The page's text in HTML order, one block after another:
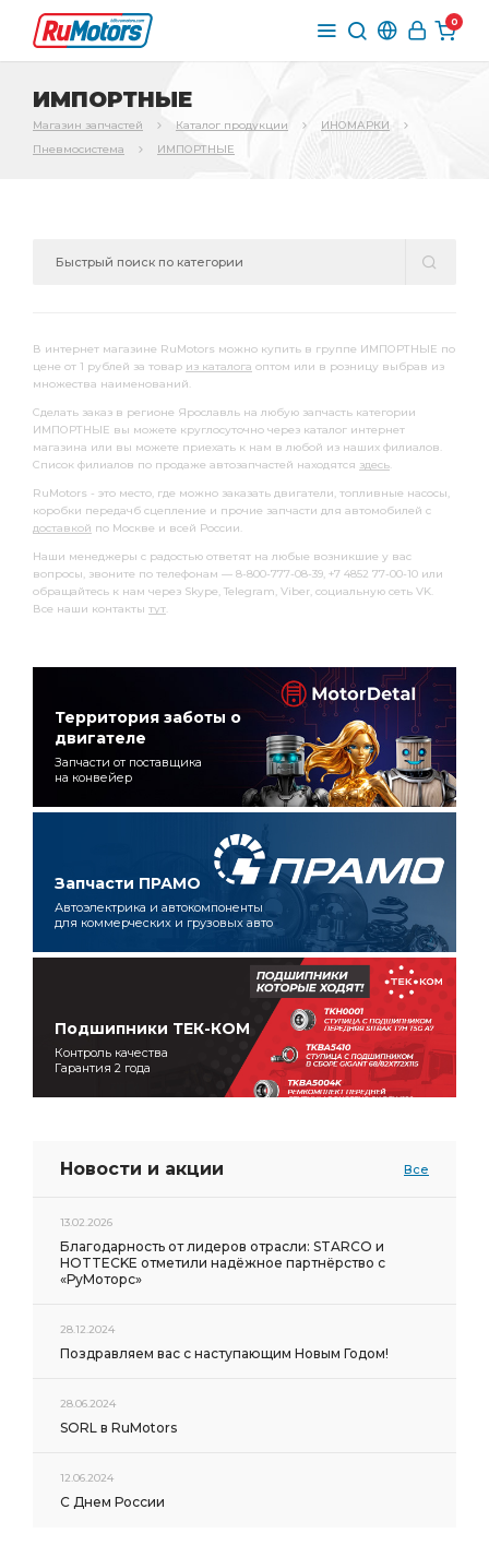
0
ИМПОРТНЫЕ
Магазин запчастей Каталог продукции
ИНОМАРКИ
Пневмосистема
ИМПОРТНЫЕ
В интернет магазине RuMotors можно купить в группе ИМПОРТНЫЕ по
цене от 1 рублей за товар из каталога оптом или в розницу выбрав из
множества наименований.
Сделать заказ в регионе Ярославль на любую запчасть категории
ИМПОРТНЫЕ вы можете круглосуточно через каталог интернет
магазина или вы можете приехать к нам в любой из наших филиалов.
Список филиалов по продаже автозапчастей находятся здесь.
RuMotors - это место, где можно заказать двигатели, топливные насосы,
коробки передачб сцепление и прочие запчасти для автомобилей с
доставкой по Москве и всей России.
Наши менеджеры с радостью ответят на любые возникшие у вас
вопросы, звоните по телефонам — 8-800-777-08-39, +7 4852 77-00-10 или
обращайтесь к нам через Skype, Telegram, Viber, социальную сеть VK.
Все наши контакты тут.
Территория заботы о
двигателе
Запчасти от поставщика
на конвейер
Запчасти ПРАМО
Автоэлектрика и автокомпоненты
для коммерческих и грузовых авто
Подшипники ТЕК-КОМ
Контроль качества
Гарантия 2 года
Новости и акции Все
13.02.2026
Благодарность от лидеров отрасли: STARCO и
HOTTECKE отметили надёжное партнёрство с
«РуМоторс»
28.12.2024
Поздравляем вас с наступающим Новым Годом!
28.06.2024
SORL в RuMotors
12.06.2024
С Днем России